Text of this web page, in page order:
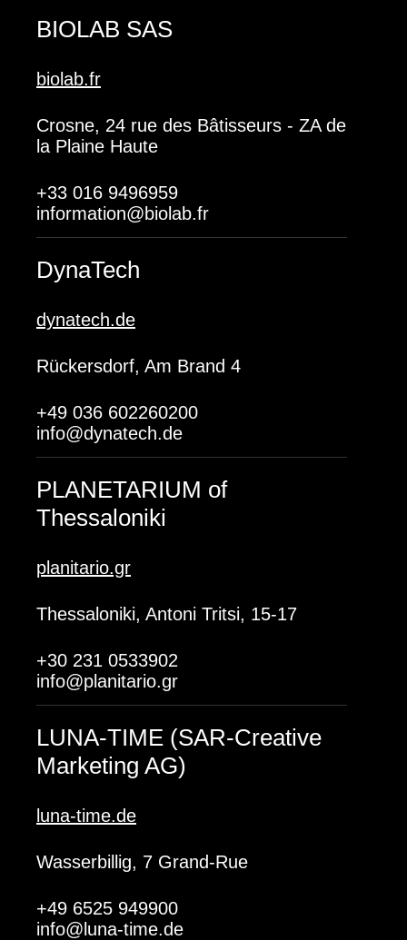
BIOLAB SAS
biolab.fr
Crosne, 24 rue des Bâtisseurs - ZA de
la Plaine Haute
+33 016 9496959
information@biolab.fr
DynaTech
dynatech.de
Rückersdorf, Am Brand 4
+49 036 602260200
info@dynatech.de
PLANETARIUM of
Thessaloniki
planitario.gr
Thessaloniki, Antoni Tritsi, 15-17
+30 231 0533902
info@planitario.gr
LUNA-TIME (SAR-Creative
Marketing AG)
luna-time.de
Wasserbillig, 7 Grand-Rue
+49 6525 949900
info@luna-time.de